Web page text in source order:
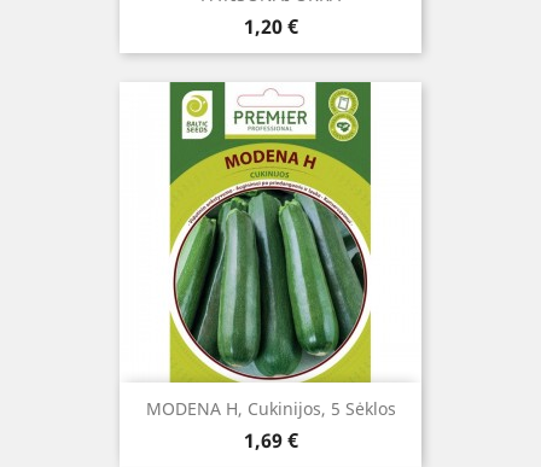
Kaina
1,20 €
MODENA H, Cukinijos, 5 Sėklos
Kaina
1,69 €